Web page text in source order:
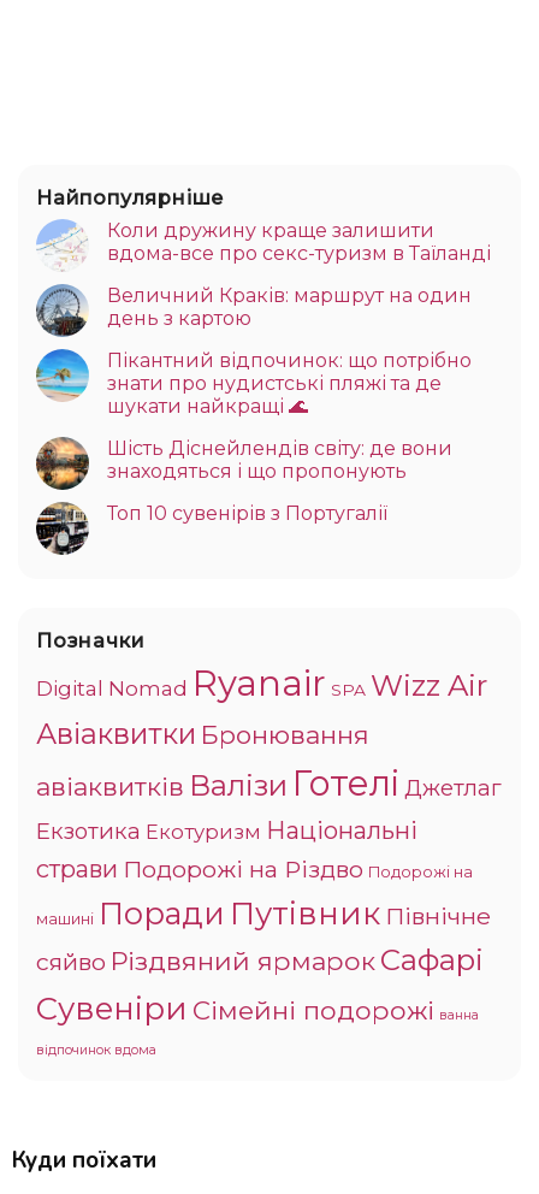
Найпопулярніше
Коли дружину краще залишити
вдома-все про секс-туризм в Таїланді
Величний Краків: маршрут на один
день з картою
Пікантний відпочинок: що потрібно
знати про нудистські пляжі та де
шукати найкращі 🌊
Шість Діснейлендів світу: де вони
знаходяться і що пропонують
Топ 10 сувенірів з Португалії
Позначки
Digital Nomad Ryanair SPA Wizz Air
Авіаквитки Бронювання
авіаквитків Валізи Готелі Джетлаг
Екзотика Екотуризм Національні
страви Подорожі на Різдво Подорожі на
машині Поради Путівник Північне
сяйво Різдвяний ярмарокСафарі
Сувеніри Сімейні подорожі ванна
відпочинок вдома
Куди поїхати